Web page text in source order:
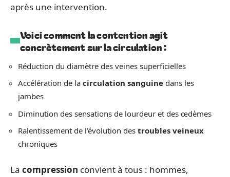
après une intervention.
Voici comment la contention agit
concrètement sur la circulation :
Réduction du diamètre des veines superficielles
Accélération de la circulation sanguine dans les
jambes
Diminution des sensations de lourdeur et des œdèmes
Ralentissement de l’évolution des troubles veineux
chroniques
La compression convient à tous : hommes,